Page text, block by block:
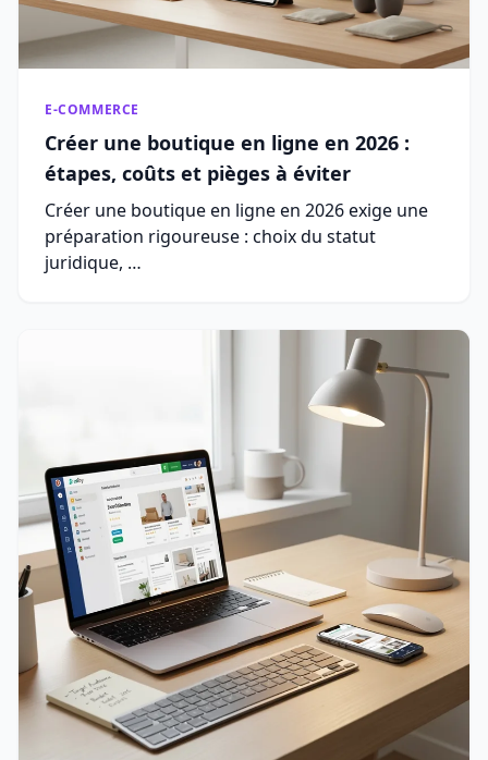
E-COMMERCE
Créer une boutique en ligne en 2026 :
étapes, coûts et pièges à éviter
Créer une boutique en ligne en 2026 exige une
préparation rigoureuse : choix du statut
juridique, …